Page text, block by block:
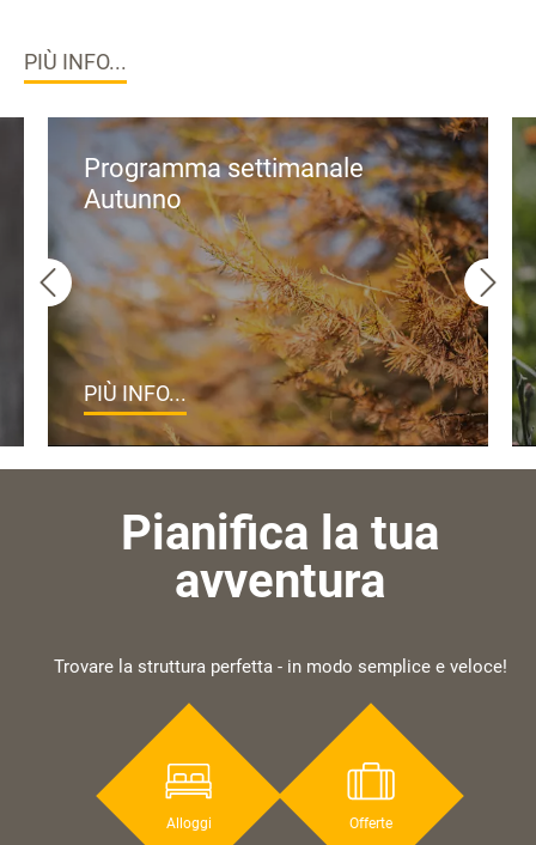
PIÙ INFO...
Programma settimanale
Autunno
PIÙ INFO...
Pianifica la tua
avventura
Trovare la struttura perfetta - in modo semplice e veloce!
Alloggi Offerte